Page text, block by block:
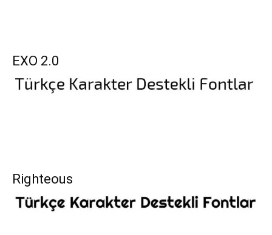
EXO 2.0
Righteous